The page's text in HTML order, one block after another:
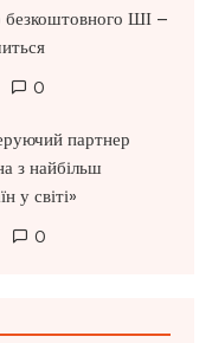
безкоштовного ШІ –
0
партнер
з найбільш
у світі»
0